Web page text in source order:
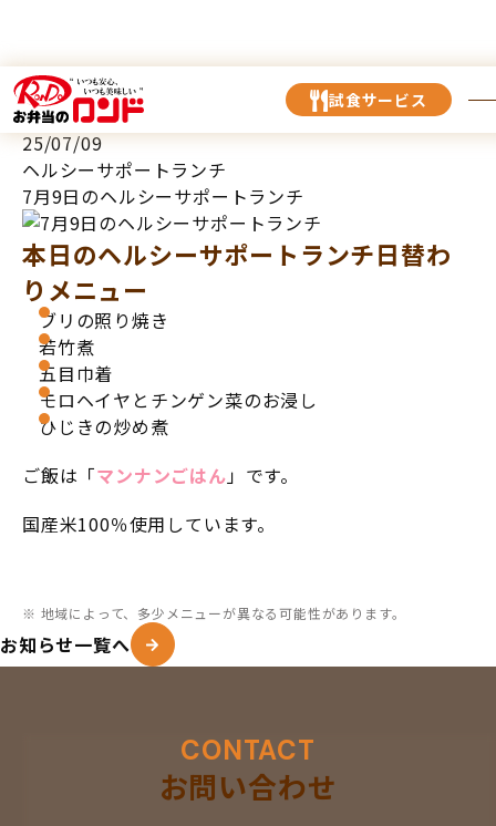
試食サービス
TOP お知らせ
25/07/09
ヘルシーサポートランチ
7月9日のヘルシーサポートランチ
本日のヘルシーサポートランチ日替わ
りメニュー
ブリの照り焼き
若竹煮
五目巾着
モロヘイヤとチンゲン菜のお浸し
ひじきの炒め煮
ご飯は「マンナンごはん」です。
国産米100％使用しています。
※ 地域によって、多少メニューが異なる可能性があります。
お知らせ一覧へ
CONTACT
お問い合わせ